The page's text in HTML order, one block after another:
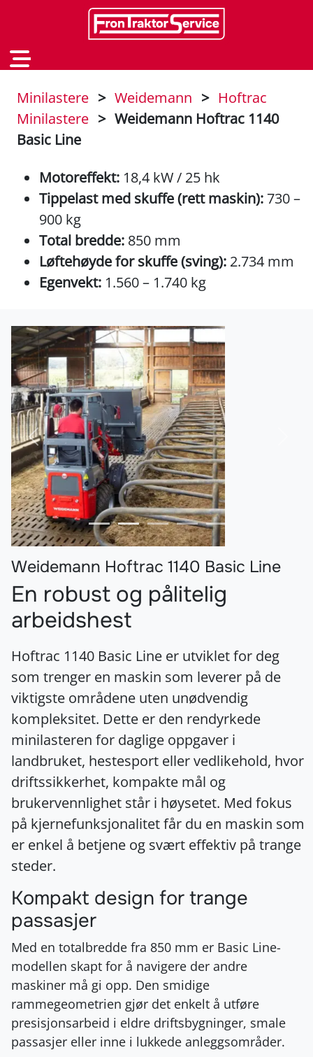
Minilastere > Weidemann > Hoftrac
Minilastere > Weidemann Hoftrac 1140
Basic Line
Motoreffekt: 18,4 kW / 25 hk
Tippelast med skuffe (rett maskin): 730 –
900 kg
Total bredde: 850 mm
Løftehøyde for skuffe (sving): 2.734 mm
Egenvekt: 1.560 – 1.740 kg
Forrige
Weidemann Hoftrac 1140 Basic Line
En robust og pålitelig
arbeidshest
Hoftrac 1140 Basic Line er utviklet for deg
som trenger en maskin som leverer på de
viktigste områdene uten unødvendig
kompleksitet. Dette er den rendyrkede
minilasteren for daglige oppgaver i
landbruket, hestesport eller vedlikehold, hvor
driftssikkerhet, kompakte mål og
brukervennlighet står i høysetet. Med fokus
på kjernefunksjonalitet får du en maskin som
er enkel å betjene og svært effektiv på trange
steder.
Kompakt design for trange
passasjer
Med en totalbredde fra 850 mm er Basic Line-
modellen skapt for å navigere der andre
maskiner må gi opp. Den smidige
rammegeometrien gjør det enkelt å utføre
presisjonsarbeid i eldre driftsbygninger, smale
passasjer eller inne i lukkede anleggsområder.